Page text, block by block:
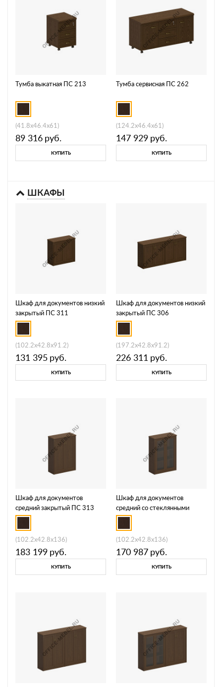
Тумба выкатная ПС 213
(41.8x46.4x61)
89 316 руб.
КУПИТЬ
Тумба сервисная ПС 262
(124.2x46.4x61)
147 929 руб.
КУПИТЬ
ШКАФЫ
Шкаф для документов низкий
закрытый ПС 311
(102.2x42.8x91.2)
131 395 руб.
КУПИТЬ
Шкаф для документов низкий
закрытый ПС 306
(197.2x42.8x91.2)
226 311 руб.
КУПИТЬ
Шкаф для документов
средний закрытый ПС 313
(102.2x42.8x136)
183 199 руб.
КУПИТЬ
Шкаф для документов
средний со стеклянными
дверями ПС 312
(102.2x42.8x136)
170 987 руб.
КУПИТЬ